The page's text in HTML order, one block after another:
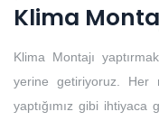
Klima
Klima Montajı
yerine getiriyoruz. Her
yaptığımız gibi